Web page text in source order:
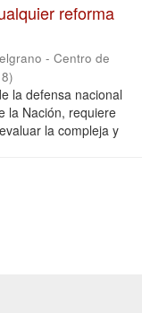
reforma
- Centro de
)
la defensa nacional
la Nación, requiere
la compleja y